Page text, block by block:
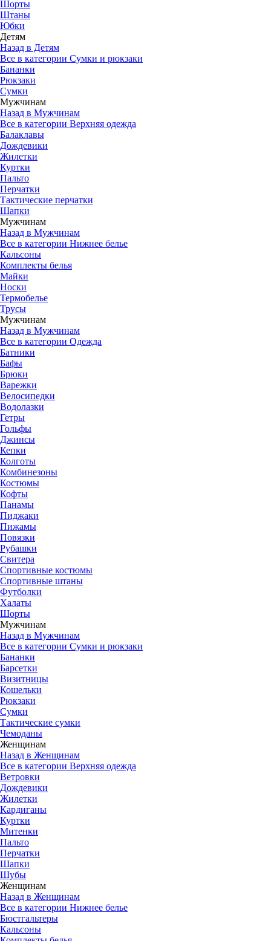
Шорты
Штаны
Юбки
Детям
Назад в Детям
Все в категории Сумки и рюкзаки
Бананки
Рюкзаки
Сумки
Мужчинам
Назад в Мужчинам
Все в категории Верхняя одежда
Балаклавы
Дождевики
Жилетки
Куртки
Пальто
Перчатки
Тактические перчатки
Шапки
Мужчинам
Назад в Мужчинам
Все в категории Нижнее белье
Кальсоны
Комплекты белья
Майки
Носки
Термобелье
Трусы
Мужчинам
Назад в Мужчинам
Все в категории Одежда
Батники
Бафы
Брюки
Варежки
Велосипедки
Водолазки
Гетры
Гольфы
Джинсы
Кепки
Колготы
Комбинезоны
Костюмы
Кофты
Панамы
Пиджаки
Пижамы
Повязки
Рубашки
Свитера
Спортивные костюмы
Спортивные штаны
Футболки
Халаты
Шорты
Мужчинам
Назад в Мужчинам
Все в категории Сумки и рюкзаки
Бананки
Барсетки
Визитницы
Кошельки
Рюкзаки
Сумки
Тактические сумки
Чемоданы
Женщинам
Назад в Женщинам
Все в категории Верхняя одежда
Ветровки
Дождевики
Жилетки
Кардиганы
Куртки
Митенки
Пальто
Перчатки
Шапки
Шубы
Женщинам
Назад в Женщинам
Все в категории Нижнее белье
Бюстгальтеры
Кальсоны